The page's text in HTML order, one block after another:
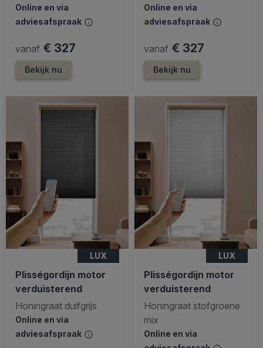
Online en via
adviesafspraak
vanaf € 327
Bekijk nu
Online en via
adviesafspraak
vanaf € 327
Bekijk nu
LUX
Plisségordijn motor
verduisterend
Honingraat duifgrijs
Online en via
adviesafspraak
LUX
Plisségordijn motor
verduisterend
Honingraat stofgroene
mix
Online en via